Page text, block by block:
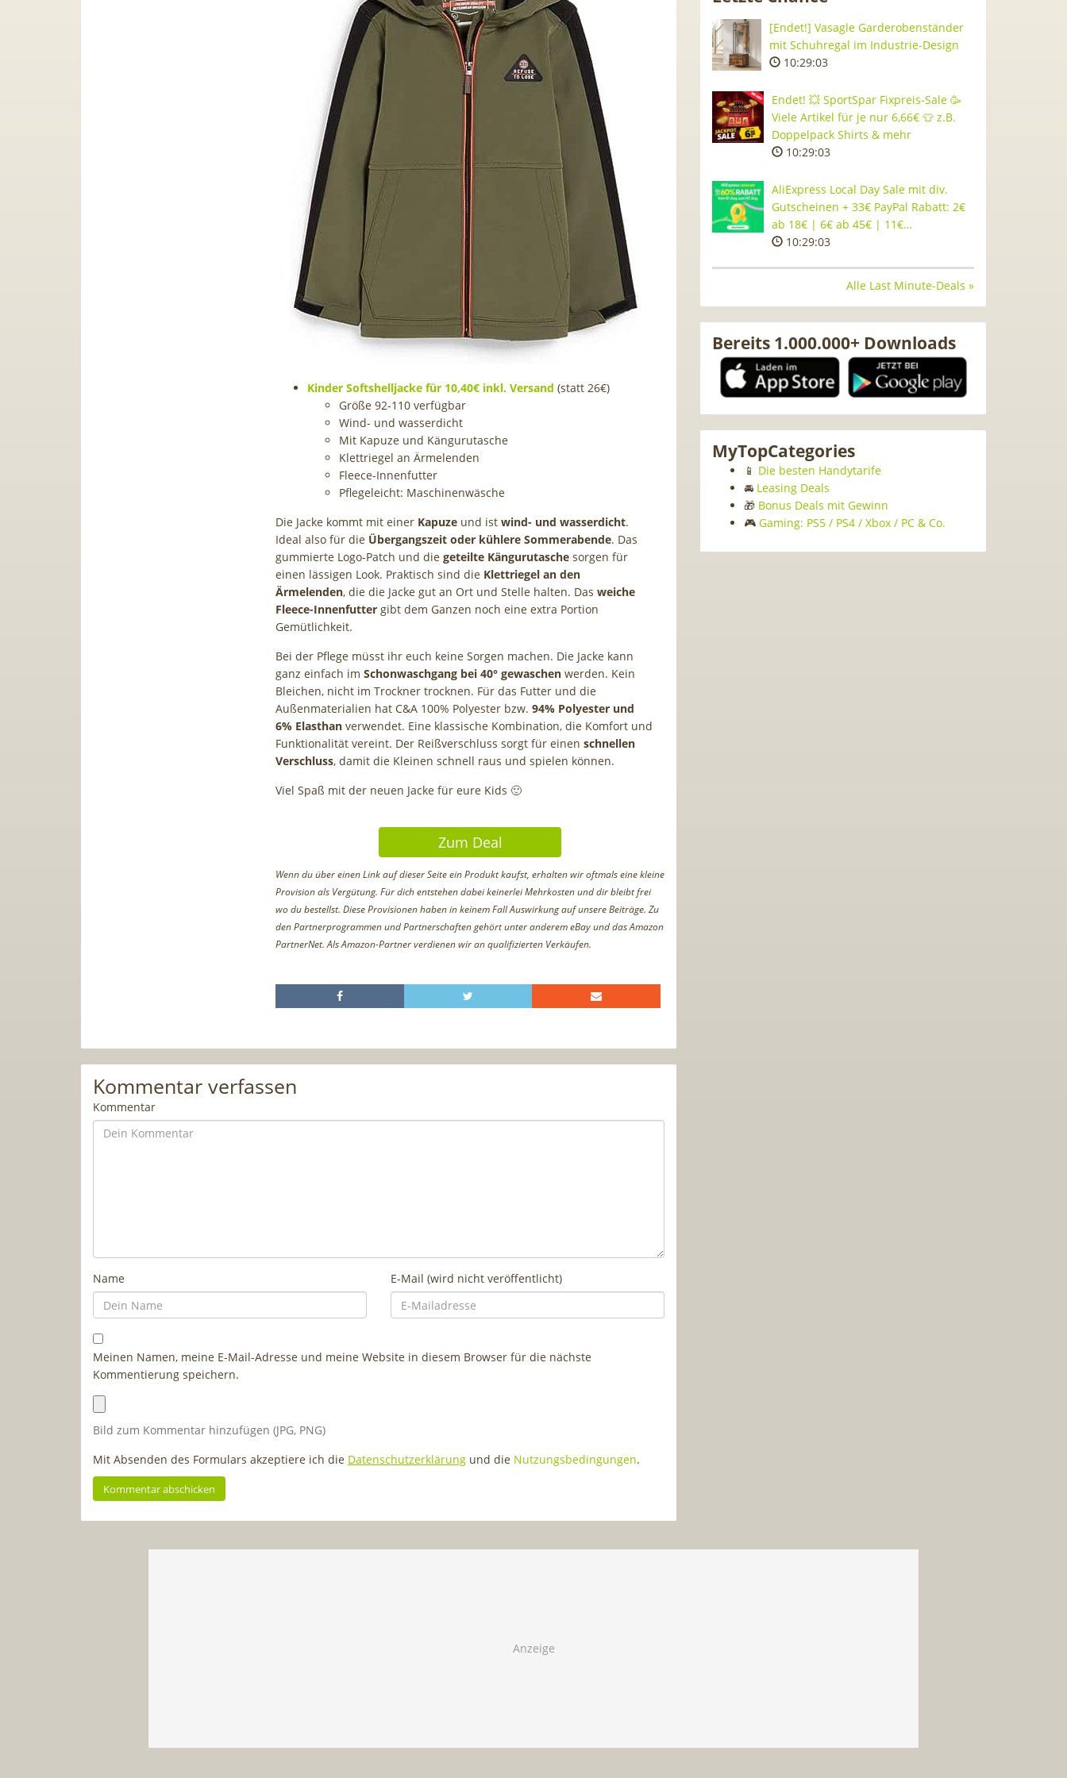
Kinder Softshelljacke für 10,40€ inkl. Versand (statt 26€)
Größe 92-110 verfügbar
Wind- und wasserdicht
Mit Kapuze und Kängurutasche
Klettriegel an Ärmelenden
Fleece-Innenfutter
Pflegeleicht: Maschinenwäsche
Die Jacke kommt mit einer Kapuze und ist wind- und wasserdicht.
Ideal also für die Übergangszeit oder kühlere Sommerabende. Das
gummierte Logo-Patch und die geteilte Kängurutasche sorgen für
einen lässigen Look. Praktisch sind die Klettriegel an den
Ärmelenden, die die Jacke gut an Ort und Stelle halten. Das weiche
Fleece-Innenfutter gibt dem Ganzen noch eine extra Portion
Gemütlichkeit.
Bei der Pflege müsst ihr euch keine Sorgen machen. Die Jacke kann
ganz einfach im Schonwaschgang bei 40° gewaschen werden. Kein
Bleichen, nicht im Trockner trocknen. Für das Futter und die
Außenmaterialien hat C&A 100% Polyester bzw. 94% Polyester und
6% Elasthan verwendet. Eine klassische Kombination, die Komfort und
Funktionalität vereint. Der Reißverschluss sorgt für einen schnellen
Verschluss, damit die Kleinen schnell raus und spielen können.
Viel Spaß mit der neuen Jacke für eure Kids 🙂
Zum Deal
Wenn du über einen Link auf dieser Seite ein Produkt kaufst, erhalten wir oftmals eine kleine
Provision als Vergütung. Für dich entstehen dabei keinerlei Mehrkosten und dir bleibt frei
wo du bestellst. Diese Provisionen haben in keinem Fall Auswirkung auf unsere Beiträge. Zu
den Partnerprogrammen und Partnerschaften gehört unter anderem eBay und das Amazon
PartnerNet. Als Amazon-Partner verdienen wir an qualifizierten Verkäufen.
Kommentar verfassen
Kommentar
Name E-Mail (wird nicht veröffentlicht)
Meinen Namen, meine E-Mail-Adresse und meine Website in diesem Browser für die nächste
Kommentierung speichern.
Bild zum Kommentar hinzufügen (JPG, PNG)
Mit Absenden des Formulars akzeptiere ich die Datenschutzerklärung und die Nutzungsbedingungen.
[Endet!] Vasagle Garderobenständer
mit Schuhregal im Industrie-Design
10:29:02
Endet! 💥 SportSpar Fixpreis-Sale 🥳
Viele Artikel für je nur 6,66€ 👕 z.B.
Doppelpack Shirts & mehr
10:29:02
AliExpress Local Day Sale mit div.
Gutscheinen + 33€ PayPal Rabatt: 2€
ab 18€ | 6€ ab 45€ | 11€…
10:29:02
Alle Last Minute-Deals »
Bereits 1.000.000+ Downloads
MyTopCategories
📱 Die besten Handytarife
🚘 Leasing Deals
🎁 Bonus Deals mit Gewinn
🎮 Gaming: PS5 / PS4 / Xbox / PC & Co.